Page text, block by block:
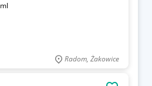
Radom, Żakowice